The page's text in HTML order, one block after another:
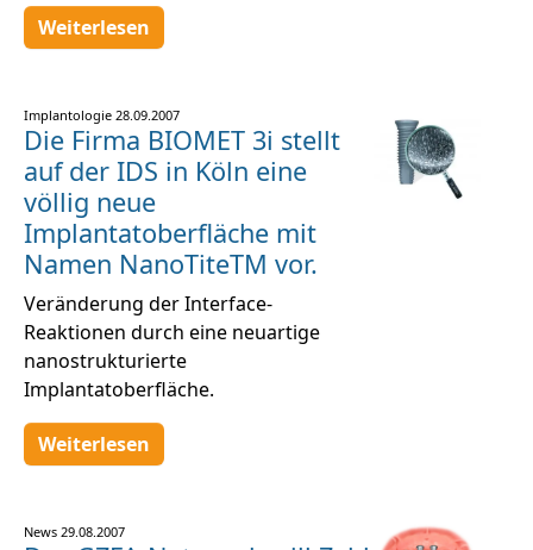
Weiterlesen
Implantologie 28.09.2007
Die Firma BIOMET 3i stellt
auf der IDS in Köln eine
völlig neue
Implantatoberfläche mit
Namen NanoTiteTM vor.
Veränderung der Interface-
Reaktionen durch eine neuartige
nanostrukturierte
Implantatoberfläche.
Weiterlesen
News 29.08.2007